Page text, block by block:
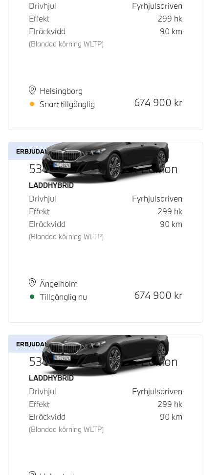
Drivhjul
Fyrhjulsdriven
Effekt
299 hk
Elräckvidd
(Blandad körning WLTP)
90 km
PlatsHelsingborg
Leveranstid
Snart tillgänglig
Kontantpris
674 900 kr
ERBJUDANDE
530e xDrive M Sport Edition
Bränsle
LADDHYBRID
Drivhjul
Fyrhjulsdriven
Effekt
299 hk
Elräckvidd
(Blandad körning WLTP)
90 km
PlatsÄngelholm
Leveranstid
Tillgänglig nu
Kontantpris
674 900 kr
ERBJUDANDE
530e xDrive M Sport Edition
Bränsle
LADDHYBRID
Drivhjul
Fyrhjulsdriven
Effekt
299 hk
Elräckvidd
(Blandad körning WLTP)
90 km